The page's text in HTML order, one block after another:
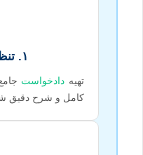
۱. تنظیم شکوائیه
تهیه دادخواست
کامل و شرح دقیق